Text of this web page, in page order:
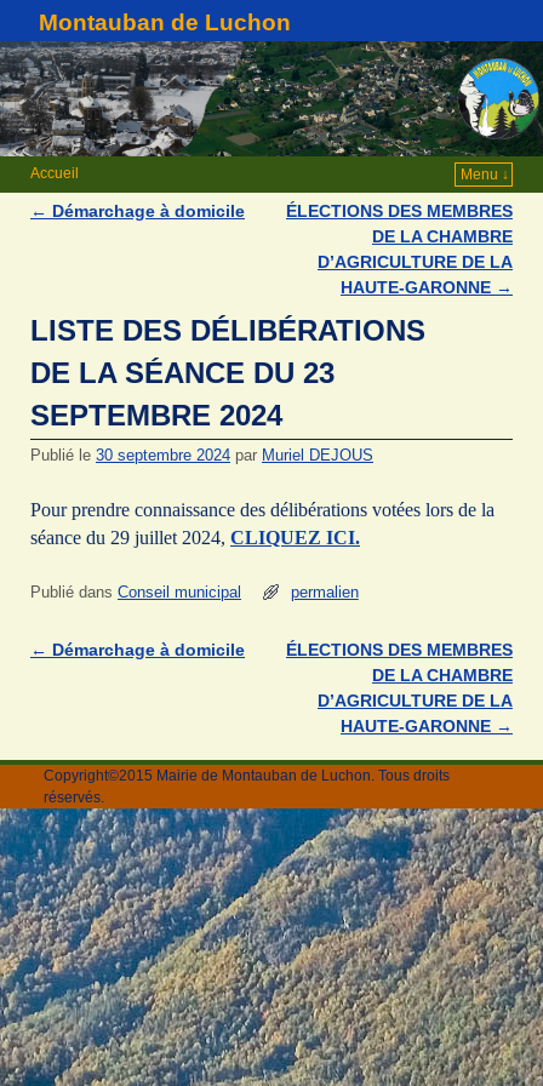
Montauban de Luchon
Accueil Menu ↓
Navigation des articles
← Démarchage à domicile
ÉLECTIONS DES MEMBRES
DE LA CHAMBRE
D’AGRICULTURE DE LA
HAUTE-GARONNE →
LISTE DES DÉLIBÉRATIONS
DE LA SÉANCE DU 23
SEPTEMBRE 2024
Publié le 30 septembre 2024 par Muriel DEJOUS
Pour prendre connaissance des délibérations votées lors de la
séance du 29 juillet 2024, CLIQUEZ ICI.
Publié dans Conseil municipal permalien
Navigation des articles
← Démarchage à domicile
ÉLECTIONS DES MEMBRES
DE LA CHAMBRE
D’AGRICULTURE DE LA
HAUTE-GARONNE →
Copyright©2015 Mairie de Montauban de Luchon. Tous droits
réservés.